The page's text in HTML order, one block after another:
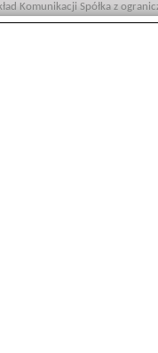
Komunikacji Spółka z